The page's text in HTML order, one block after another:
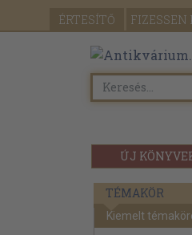
ÉRTESÍTŐ FIZESSEN
ÚJ
TÉMAKÖR
Kiemelt